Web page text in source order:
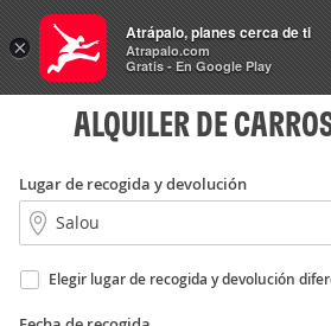
Carros
ALQUILER DE
Lugar de recogida y devolución
Elegir lugar de recogida y devolución
×
Atrápalo, planes cerca de ti
Atrapalo.com
Gratis - En Google Play